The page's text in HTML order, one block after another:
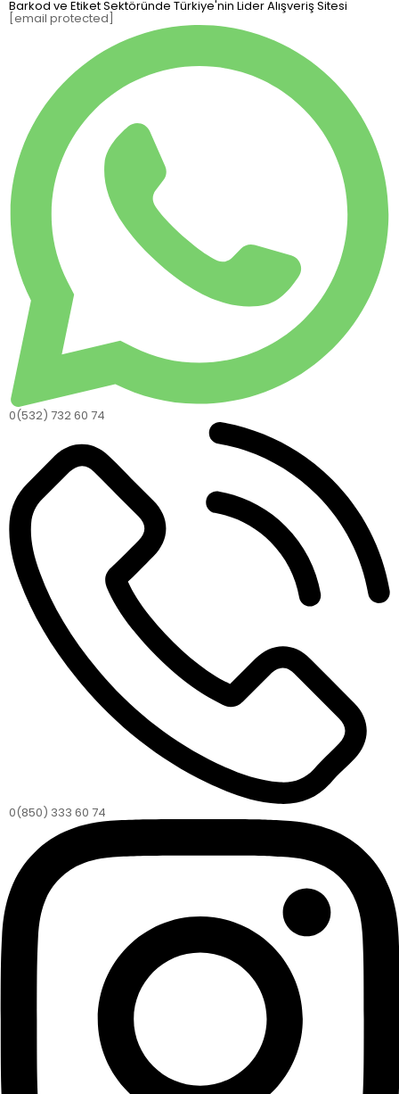
Barkod ve Etiket Sektöründe Türkiye'nin Lider Alışveriş Sitesi
[email protected]
0(532) 732 60 74
0(850) 333 60 74